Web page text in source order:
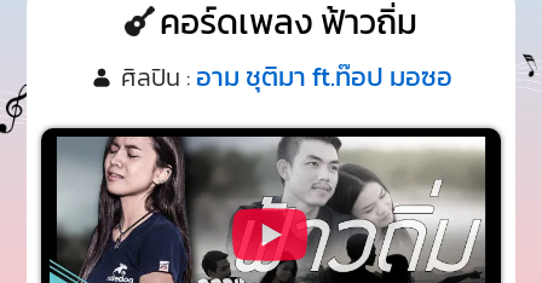
คอร์ดเพลง ฟ้าวถิ่ม
ศิลปิน : อาม ชุติมา ft.ท๊อป มอซอ